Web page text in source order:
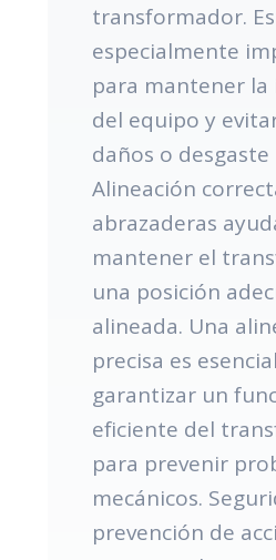
transformador.
especialmente
para mantener
del equipo y
daños o
Alineación
abrazaderas
mantener el
una posición
alineada. Una
precisa es
garantizar un
eficiente del
para prevenir
mecánicos.
prevención de